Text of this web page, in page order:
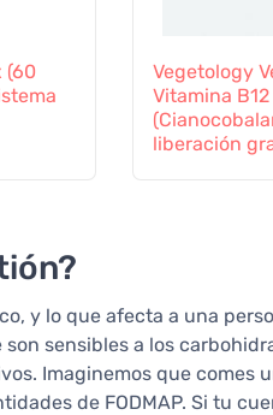
(60
Vegetology
Vitamina
liberación
y lo que afecta a una
sensibles a los
Imaginemos que comes
de FODMAP. Si tu